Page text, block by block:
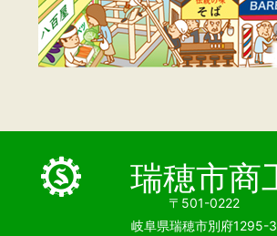
瑞穂市商
〒501-0222
岐阜県瑞穂市別府1295-3